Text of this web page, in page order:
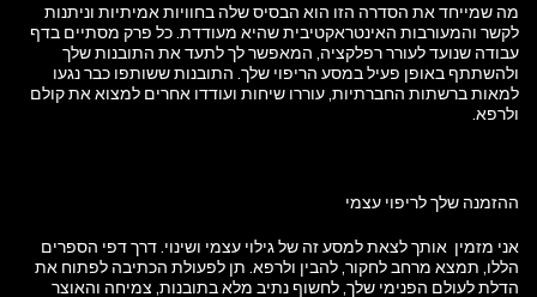
מה שמייחד את הסדרה הזו הוא הבסיס שלה בחוויות אמיתיות וניתנות
לקשר והמעורבות האינטראקטיבית שהיא מעודדת. כל פרק מסתיים בדף
עבודה שנועד לעורר רפלקציה, המאפשר לך לתעד את התובנות שלך
ולהשתתף באופן פעיל במסע הריפוי שלך. התובנות ששותפו כבר נגעו
למאות ברשתות החברתיות, עוררו שיחות ועודדו אחרים למצוא את קולם
ולרפא.
ההזמנה שלך לריפוי עצמי
אני מזמין אותך לצאת למסע זה של גילוי עצמי ושינוי. דרך דפי הספרים
הללו, תמצא מרחב לחקור, להבין ולרפא. תן לפעולת הכתיבה לפתוח את
הדלת לעולם הפנימי שלך, לחשוף נתיב מלא בתובנות, צמיחה והאוצר